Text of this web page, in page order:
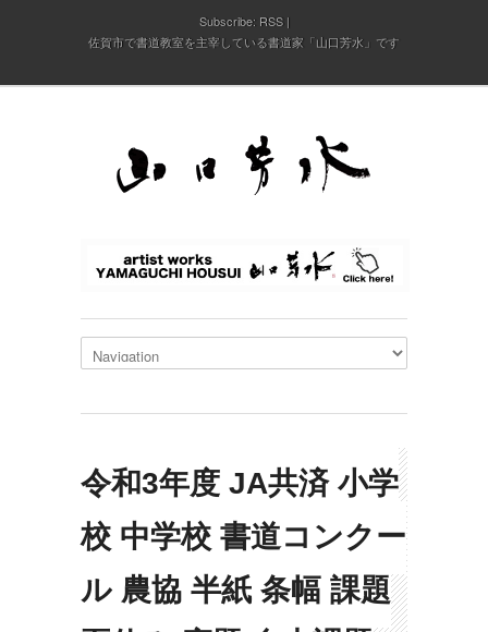
Subscribe: RSS
佐賀市で書道教室を主宰している書道家「山口芳水」です
令和3年度 JA共済 小学
校 中学校 書道コンクー
ル 農協 半紙 条幅 課題